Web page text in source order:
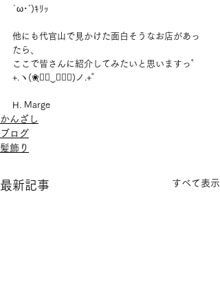
`ω･´)ｷﾘｯ
他にも代官山で見かけた面白そうなお店があっ
たら、
ここで皆さんに紹介してみたいと思いますっ゜
+.ヽ(❀ฺ◕ฺ‿ฺ◕ฺ)ノ.+゜
H. Marge
かんざし
ブログ
髪飾り
最新記事 すべて表示